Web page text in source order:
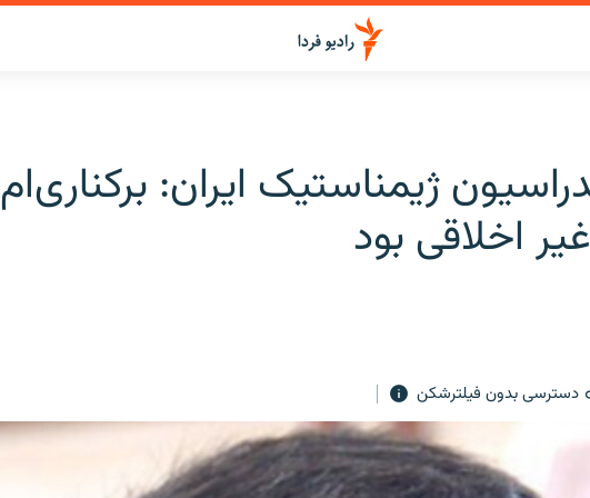
ژيمناستيک ايران: برکناری‌ام
اخلاقی بود
دسترسی بدون فیلترشکن